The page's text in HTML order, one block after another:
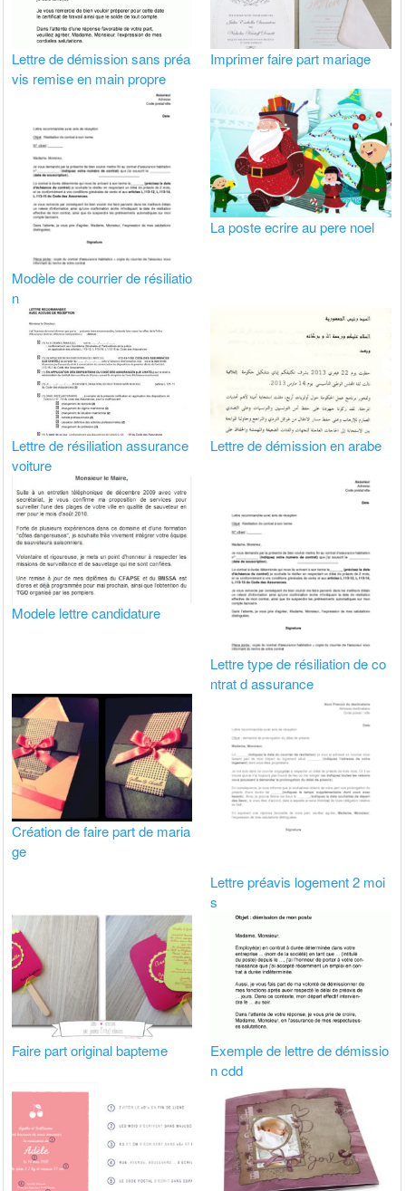
Lettre de démission sans préa
vis remise en main propre
Imprimer faire part mariage
Modèle de courrier de résiliatio
n
La poste ecrire au pere noel
Lettre de résiliation assurance
voiture
Lettre de démission en arabe
Modele lettre candidature
Lettre type de résiliation de co
ntrat d assurance
Création de faire part de maria
ge
Lettre préavis logement 2 moi
s
Faire part original bapteme
Exemple de lettre de démissio
n cdd